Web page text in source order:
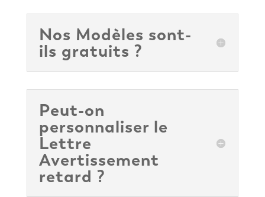
Nos Modèles sont-
ils gratuits ?
Peut-on
personnaliser le
Lettre
Avertissement
retard ?